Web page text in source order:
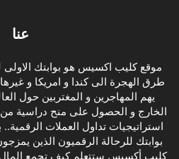
عنا
موقع كليب اكسيس هو بوابتك
طرق الهجرة الى كندا و امريكا و
يهم المهاجرين و المغتربين حول
الخارج و الحصول على منح دراسية من
استراتيجيات تداول العملات
بوابتك للرحالة الرقميون الذين
كليب أكسيس ستتعلم كيف تجمع